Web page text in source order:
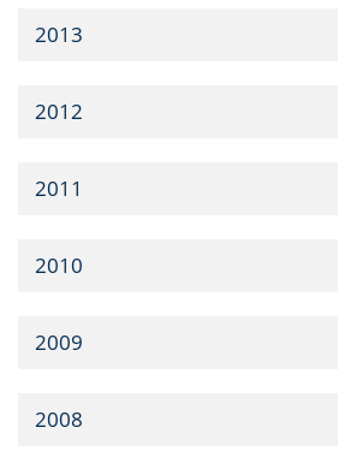
2013
2012
2011
2010
2009
2008